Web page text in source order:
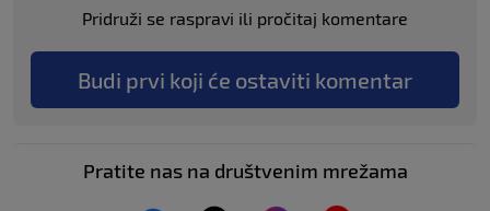
Pridruži se raspravi ili pročitaj komentare
Budi prvi koji će ostaviti komentar
Pratite nas na društvenim mrežama